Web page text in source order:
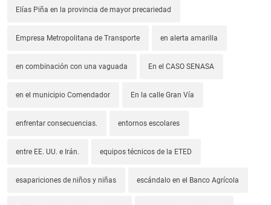
Elías Piña en la provincia de mayor precariedad
Empresa Metropolitana de Transporte en alerta amarilla
en combinación con una vaguada En el CASO SENASA
en el municipio Comendador En la calle Gran Vía
enfrentar consecuencias. entornos escolares
entre EE. UU. e Irán. equipos técnicos de la ETED
esapariciones de niños y niñas escándalo en el Banco Agrícola